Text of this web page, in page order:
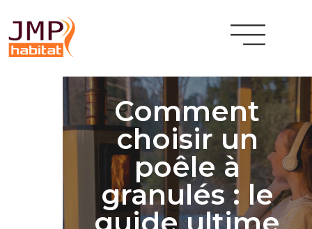
Comment
choisir un
poêle à
granulés : le